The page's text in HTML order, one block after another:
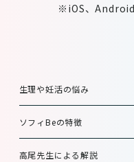
※iOS、Android
生理や妊活の悩み
ソフィBeの特徴
高尾先生による解説